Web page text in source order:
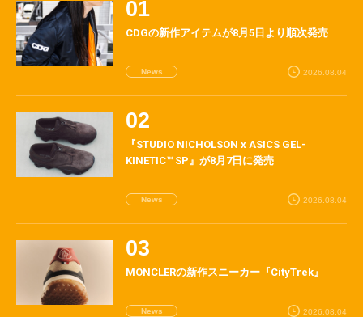
CDGの新作アイテムが8月5日より順次発売
News 2026.08.04
『STUDIO NICHOLSON x ASICS GEL-
KINETIC™ SP』が8月7日に発売
News 2026.08.04
MONCLERの新作スニーカー『CityTrek』
News 2026.08.04